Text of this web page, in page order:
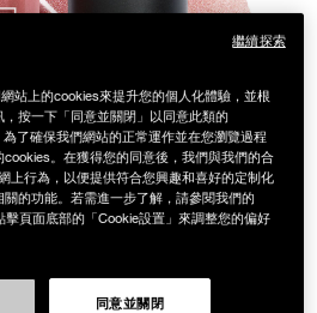
站上的cookies來提升您的個人化體驗，並根
按一下「同意並關閉」以同意此類的
了確保我們網站的正常運作並在您瀏覽過程
。在獲得您的同意後，我們與我們的合
上行為，以便提供符合您興趣和喜好的定制化
的功能。若需進一步了解，請參閱我們的
頁面底部的「Cookie設置」來調整您的偏好
同意並關閉
繼續探索